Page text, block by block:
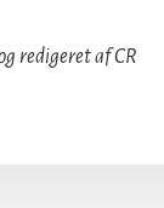
redigeret af CR